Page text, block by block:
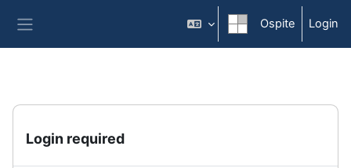
Ospite Login
Login required